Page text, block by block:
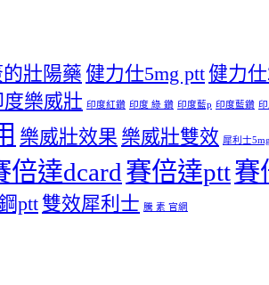
壯陽藥 健力仕5mg ptt健力
度樂威壯 印度紅鑽 印度 綠 鑽 印度藍p 印度藍鑽
樂威壯效果 樂威壯雙效 犀利士
倍達dcard 賽倍達ptt賽
ptt 雙效犀利士 騰 素 官網